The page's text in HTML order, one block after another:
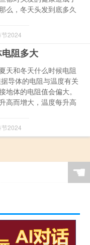
么，冬天头发到底多久
节2024
阻多大
天和冬天什么时候电阻
导体的电阻与温度有关
地体的电阻值会偏大。
高而增大，温度每升高
节2024
☚